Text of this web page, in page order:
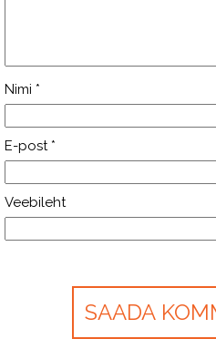
Nimi *
E-post *
Veebileht